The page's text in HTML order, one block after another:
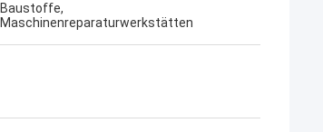
Baustoffe,
Maschinenreparaturwerkstätten